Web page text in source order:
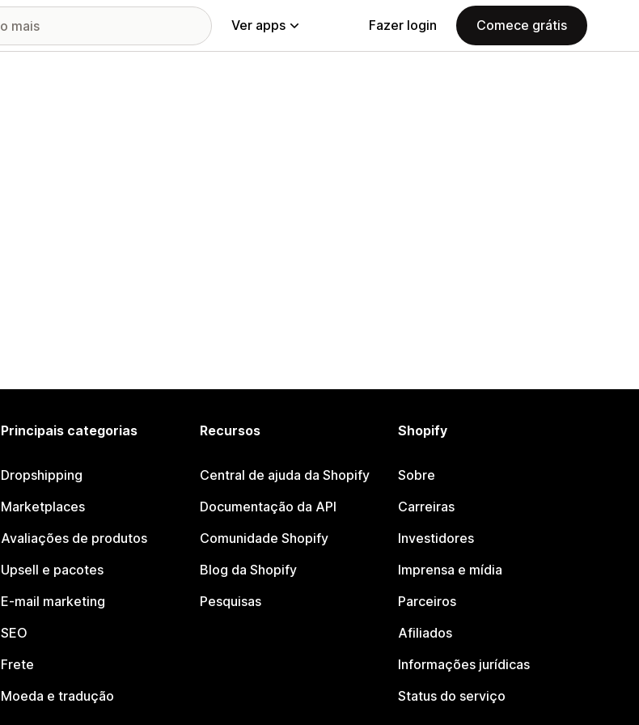
Ver apps Fazer login Comece grátis
Principais categorias
Dropshipping
Marketplaces
Avaliações de produtos
Upsell e pacotes
E-mail marketing
SEO
Frete
Moeda e tradução
Recursos
Central de ajuda da Shopify
Documentação da API
Comunidade Shopify
Blog da Shopify
Pesquisas
Shopify
Sobre
Carreiras
Investidores
Imprensa e mídia
Parceiros
Afiliados
Informações jurídicas
Status do serviço